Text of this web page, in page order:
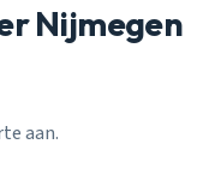
Nijmegen
aan.